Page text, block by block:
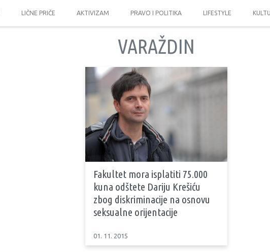
LIČNE PRIČE AKTIVIZAM PRAVO I POLITIKA LIFESTYLE
VARAŽDIN
Fakultet mora isplatiti 75.000
kuna odštete Dariju Krešiću
zbog diskriminacije na osnovu
seksualne orijentacije
01. 11. 2015